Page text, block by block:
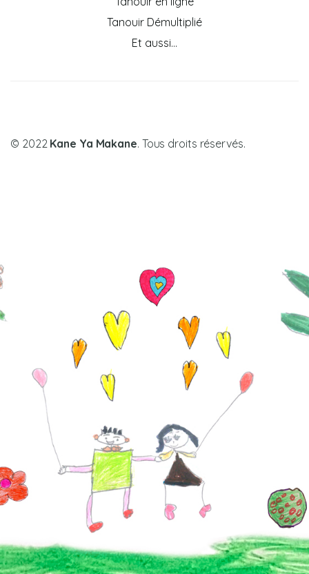
Tanouir Démultiplié
Et aussi…
© 2022 Kane Ya Makane. Tous droits réservés.